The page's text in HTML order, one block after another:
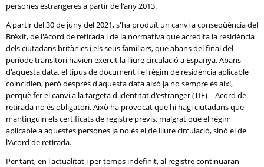
persones estrangeres a partir de l'any 2013.
A partir del 30 de juny del 2021, s'ha produït un canvi a conseqüència del
Brèxit, de l'Acord de retirada i de la normativa que acredita la residència
dels ciutadans britànics i els seus familiars, que abans del final del
període transitori havien exercit la lliure circulació a Espanya. Abans
d'aquesta data, el tipus de document i el règim de residència aplicable
coincidien, però després d'aquesta data això ja no sempre és així,
perquè fer el canvi a la targeta d'identitat d'estranger (TIE)—Acord de
retirada no és obligatori. Això ha provocat que hi hagi ciutadans que
mantinguin els certificats de registre previs, malgrat que el règim
aplicable a aquestes persones ja no és el de lliure circulació, sinó el de
l'Acord de retirada.
Per tant, en l'actualitat i per temps indefinit, al registre continuaran